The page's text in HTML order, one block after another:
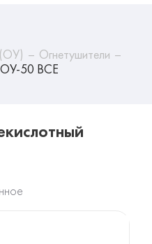
(ОУ)
Огнетушители
ОУ-50 ВСЕ